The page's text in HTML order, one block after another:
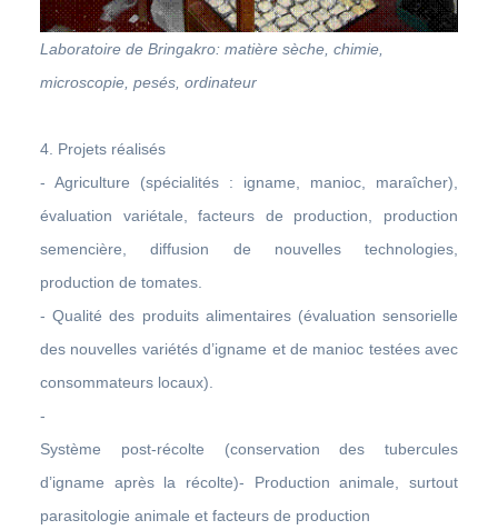
Laboratoire de Bringakro: matière sèche, chimie,
microscopie, pesés, ordinateur
4. Projets réalisés
- Agriculture (spécialités : igname, manioc, maraîcher),
évaluation variétale, facteurs de production, production
semencière, diffusion de nouvelles technologies,
production de tomates.
- Qualité des produits alimentaires (évaluation sensorielle
des nouvelles variétés d’igname et de manioc testées avec
consommateurs locaux).
-
Système post-récolte (conservation des tubercules
d’igname après la récolte)- Production animale, surtout
parasitologie animale et facteurs de production